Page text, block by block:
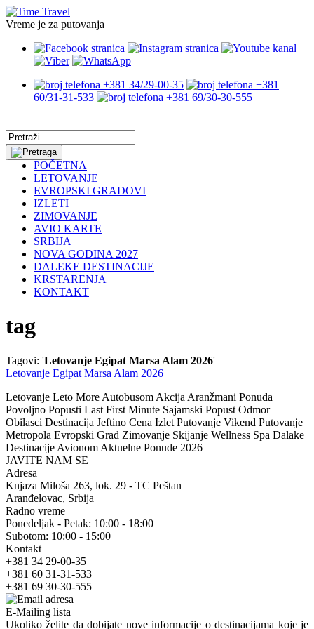
Vreme je za putovanja
+381 34/29-00-35
+381
60/31-31-533
+381 69/30-30-555
POČETNA
LETOVANJE
EVROPSKI GRADOVI
IZLETI
ZIMOVANJE
AVIO KARTE
SRBIJA
NOVA GODINA 2027
DALEKE DESTINACIJE
KRSTARENJA
KONTAKT
tag
Tagovi: 'Letovanje Egipat Marsa Alam 2026'
Letovanje Egipat Marsa Alam 2026
Letovanje Leto More Autobusom Akcija Aranžmani Ponuda
Povoljno Popusti Last First Minute Sajamski Popust Odmor
Obilasci Destinacija Jeftino Cena Izlet Putovanje Vikend Putovanje
Metropola Evropski Grad Zimovanje Skijanje Wellness Spa Dalake
Destinacije Avionom Aktuelne Ponude 2026
JAVITE NAM SE
Adresa
Knjaza Miloša 263, lok. 29 - TC Peštan
Aranđelovac, Srbija
Radno vreme
Ponedeljak - Petak: 10:00 - 18:00
Subotom: 10:00 - 15:00
Kontakt
+381 34 29-00-35
+381 60 31-31-533
+381 69 30-30-555
E-Mailing lista
Ukoliko želite da dobijate nove informacije o destinacijama koje je